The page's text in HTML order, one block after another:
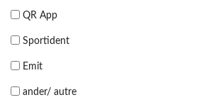
QR App
Sportident
Emit
ander/ autre